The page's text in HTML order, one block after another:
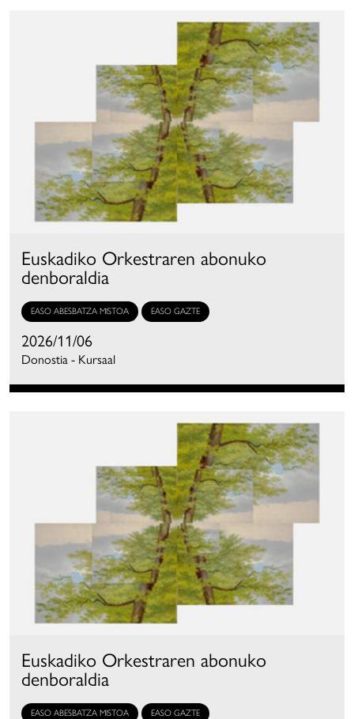
Euskadiko Orkestraren abonuko
denboraldia
EASO ABESBATZA MISTOA EASO GAZTE
2026/11/06
Donostia - Kursaal
Euskadiko Orkestraren abonuko
denboraldia
EASO ABESBATZA MISTOA EASO GAZTE